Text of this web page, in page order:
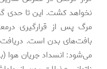
نخواهد کشت. این تا حدی
مرگ پس از قرارگیری
بافت‌­های بدن است.
می­‌شود: انسداد جریان هوا